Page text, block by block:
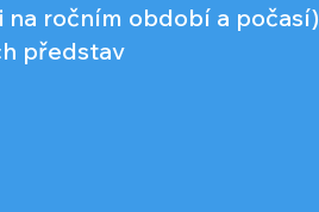
ročním období a počasí)
představ